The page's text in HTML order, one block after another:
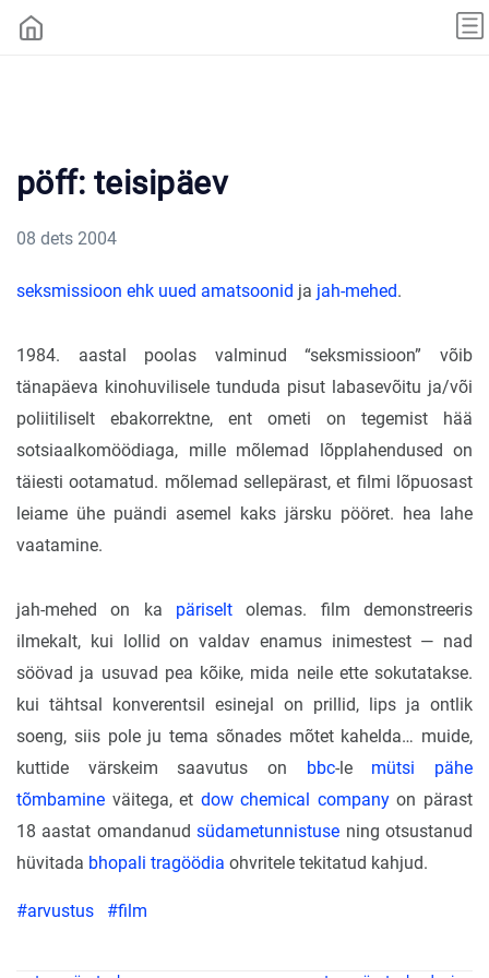
pöff: teisipäev
08 dets 2004
seksmissioon ehk uued amatsoonid ja jah-mehed.
1984. aastal poolas valminud “seksmissioon” võib
tänapäeva kinohuvilisele tunduda pisut labasevõitu ja/või
poliitiliselt ebakorrektne, ent ometi on tegemist hää
sotsiaalkomöödiaga, mille mõlemad lõpplahendused on
täiesti ootamatud. mõlemad sellepärast, et filmi lõpuosast
leiame ühe puändi asemel kaks järsku pööret. hea lahe
vaatamine.
jah-mehed on ka päriselt olemas. film demonstreeris
ilmekalt, kui lollid on valdav enamus inimestest — nad
söövad ja usuvad pea kõike, mida neile ette sokutatakse.
kui tähtsal konverentsil esinejal on prillid, lips ja ontlik
soeng, siis pole ju tema sõnades mõtet kahelda… muide,
kuttide värskeim saavutus on bbc-le mütsi pähe
tõmbamine väitega, et dow chemical companyon pärast
18 aastat omandanudsüdametunnistuse ning otsustanud
hüvitada bhopali tragöödia ohvritele tekitatud kahjud.
#arvustus #film